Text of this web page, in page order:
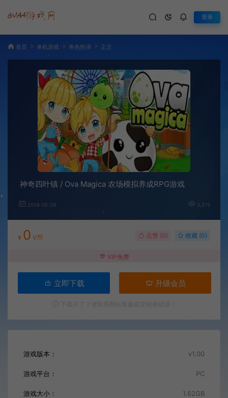
登录
首页 单机游戏 角色扮演 正文
神奇四叶镇 / Ova Magica 农场模拟养成RPG游戏
2026-05-29 3,273
¥ 0 V币 点赞 (0) 收藏 (0)
VIP免费
立即下载 升级会员
游戏版本： v1.00
游戏平台： PC
游戏大小： 1.62GB